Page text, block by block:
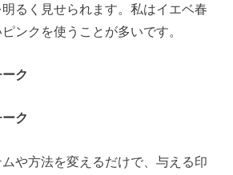
るく見せられます。私はイエベ春
ンクを使うことが多いです。
ク
ク
や方法を変えるだけで、与える印